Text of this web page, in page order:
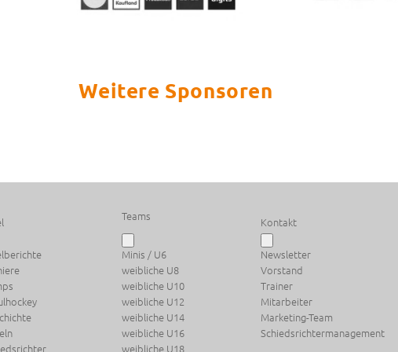
Weitere Sponsoren
Teams
Minis / U6
weibliche U8
weibliche U10
weibliche U12
weibliche U14
weibliche U16
weibliche U18
Kontakt
Newsletter
Vorstand
Trainer
Mitarbeiter
Marketing-Team
Schiedsrichtermanagement